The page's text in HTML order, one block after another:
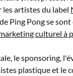
artistes du label
Ping Pong se
culturel à
le sponsoring,
plastique et le